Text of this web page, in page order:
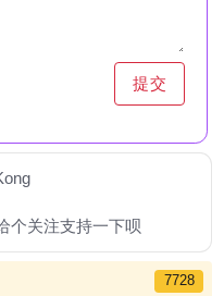
提交
个关注支持一下呗
7728